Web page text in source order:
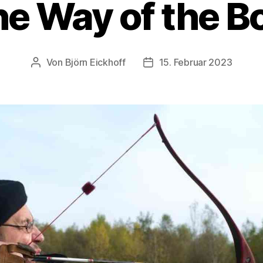
Way of the
Beitragsautor
Von Björn Eickhoff Veröffentlichungsdatum
15. Februar 2023